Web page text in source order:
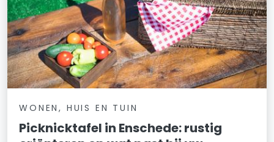
WONEN, HUIS EN TUIN
Picknicktafel in Enschede: rustig